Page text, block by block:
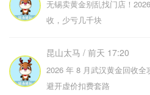
无锡卖黄金别乱找门店！
收，少亏几千块
昆山太马 / 前天 17:20
2026 年 8 月武汉黄金回收全
避开虚价扣费套路